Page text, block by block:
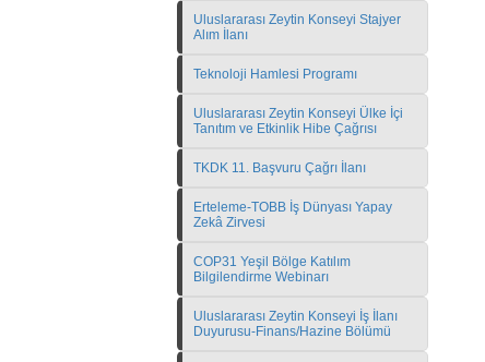
Uluslararası Zeytin Konseyi Stajyer
Alım İlanı
Teknoloji Hamlesi Programı
Uluslararası Zeytin Konseyi Ülke İçi
Tanıtım ve Etkinlik Hibe Çağrısı
TKDK 11. Başvuru Çağrı İlanı
Erteleme-TOBB İş Dünyası Yapay
Zekâ Zirvesi
COP31 Yeşil Bölge Katılım
Bilgilendirme Webinarı
Uluslararası Zeytin Konseyi İş İlanı
Duyurusu-Finans/Hazine Bölümü